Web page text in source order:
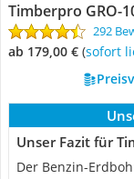
Timberpro GRO-
292
ab 179,00 € ( Sofort
Unser Fazit für
Der Benzin-